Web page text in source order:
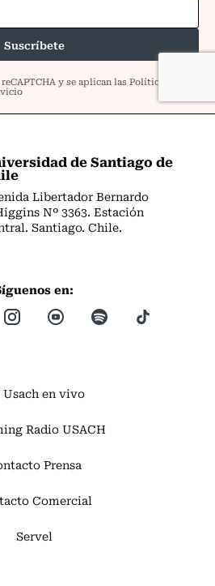
de Santiago de
Libertador Bernardo
Nº 3363. Estación
Santiago. Chile.
en:
Usach en vivo
Radio USACH
Prensa
Comercial
Servel